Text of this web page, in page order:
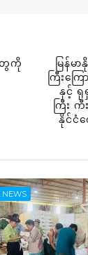
ေကို
မြန်မ
ကြီးကြ
နှင့် ရု
ကြီး
နိုင်ငံ
NEWS